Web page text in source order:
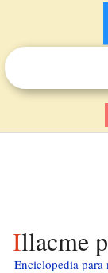
Illacme
Enciclopedia para